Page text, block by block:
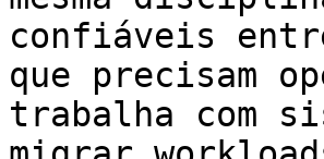
confiáveis
que precisam
trabalha com